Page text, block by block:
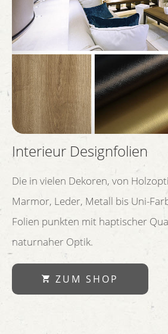
Interieur Designfolien
Die in vielen Dekoren, von
Marmor, Leder, Metall bis Uni-
Folien punkten mit haptischer
naturnaher Optik.
ZUM SHOP